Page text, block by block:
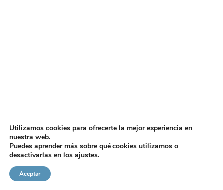
Utilizamos cookies para ofrecerte la mejor experiencia en
nuestra web.
Puedes aprender más sobre qué cookies utilizamos o
desactivarlas en los ajustes.
Aceptar